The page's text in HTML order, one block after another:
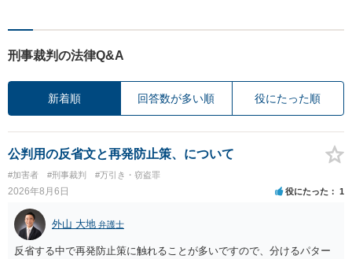
刑事裁判の法律Q&A
新着順 回答数が多い順 役にたった順
公判用の反省文と再発防止策、について
#加害者 #刑事裁判 #万引き・窃盗罪
2026年8月6日 役にたった 1
外山 大地 弁護士
反省する中で再発防止策に触れることが多いですので、分けるパター